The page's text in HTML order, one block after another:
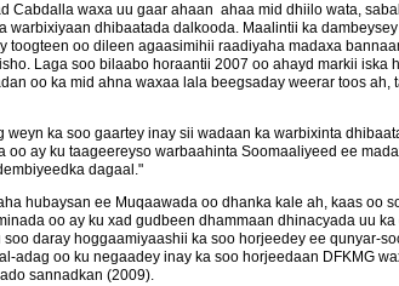
Cabdalla waxa uu gaar ahaan ahaa mid dhiilo wata,
dhibaatada dalkooda. Maalintii ka
toogteen oo dileen agaasimihii raadiyaha madaxa
Laga soo bilaabo horaantii 2007 oo ahayd markii iska
oo ka mid ahna waxaa lala beegsaday weerar toos
ka soo gaartey inay sii wadaan ka warbixinta
oo ay ku taageereyso warbaahinta Soomaaliyeed ee
dagaal."
hubaysan ee Muqaawada oo dhanka kale ah, kaas oo
oo ay ku xad gudbeen dhammaan dhinacyada uu
daray hoggaamiyaashii ka soo horjeedey ee qunyar-
oo ku negaadey inay ka soo horjeedaan DFKMG
sannadkan (2009).